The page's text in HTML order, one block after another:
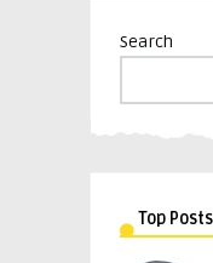
Search
Top Posts